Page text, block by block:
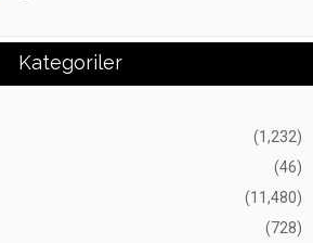
Kategoriler
(1,232)
(46)
(11,480)
(728)